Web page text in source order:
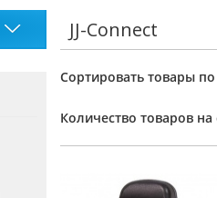
JJ-Connect
Сортировать товары по
Количество товаров на